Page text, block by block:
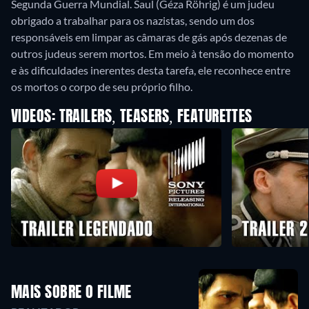
Segunda Guerra Mundial. Saul (Géza Röhrig) é um judeu
obrigado a trabalhar para os nazistas, sendo um dos
responsáveis em limpar as câmaras de gás após dezenas de
outros judeus serem mortos. Em meio à tensão do momento
e às dificuldades inerentes desta tarefa, ele reconhece entre
os mortos o corpo de seu próprio filho.
VIDEOS: TRAILERS, TEASERS, FEATURETTES
MAIS SOBRE O FILME